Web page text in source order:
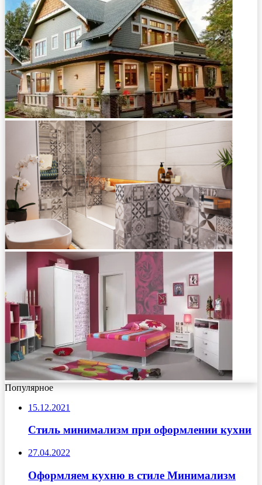
Популярное
15.12.2021
Стиль минимализм при оформлении кухни
27.04.2022
Оформляем кухню в стиле Минимализм